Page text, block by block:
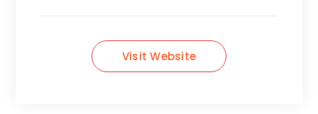
Visit Website